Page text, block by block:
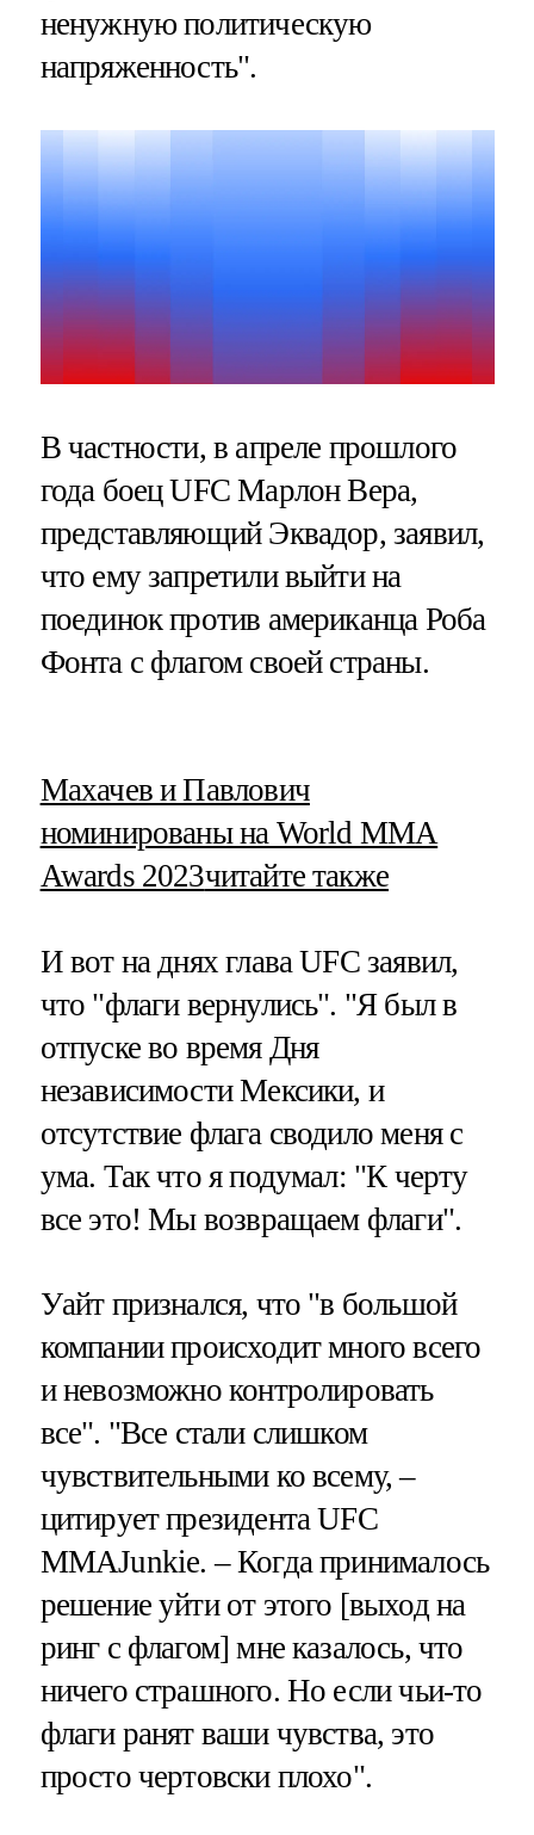
ненужную политическую
напряженность".
В частности, в апреле прошлого
года боец UFC Марлон Вера,
представляющий Эквадор, заявил,
что ему запретили выйти на
поединок против американца Роба
Фонта с флагом своей страны.
​Махачев и Павлович
номинированы на World MMA
Awards 2023читайте также
И вот на днях глава UFC заявил,
что "флаги вернулись". "Я был в
отпуске во время Дня
независимости Мексики, и
отсутствие флага сводило меня с
ума. Так что я подумал: "К черту
все это! Мы возвращаем флаги".
Уайт признался, что "в большой
компании происходит много всего
и невозможно контролировать
все". "Все стали слишком
чувствительными ко всему, –
цитирует президента UFC
MMAJunkie. – Когда принималось
решение уйти от этого [выход на
ринг с флагом] мне казалось, что
ничего страшного. Но если чьи-то
флаги ранят ваши чувства, это
просто чертовски плохо".